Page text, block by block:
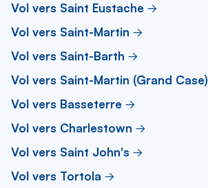
Vol vers Saint Eustache
Vol vers Saint-Martin
Vol vers Saint-Barth
Vol vers Saint-Martin (Grand Case)
Vol vers Basseterre
Vol vers Charlestown
Vol vers Saint John's
Vol vers Tortola